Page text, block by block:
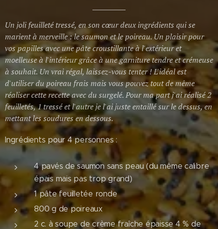
Un joli feuilleté tressé, en son cœur deux ingrédients qui se
marient à merveille : le saumon et le poireau. Un plaisir pour
vos papilles avec une pâte croustillante à l'extérieur et
moelleuse à l'intérieur grâce à une garniture tendre et crémeuse
à souhait. Un vrai régal, laissez-vous tenter ! L'idéal est
d'utiliser du poireau frais mais vous pouvez tout de même
réaliser cette recette avec du surgelé. Pour ma part j'ai réalisé 2
feuilletés, 1 tressé et l'autre je l'ai juste entaillé sur le dessus, en
mettant les soudures en dessous.
Ingrédients pour 4 personnes :
4 pavés de saumon sans peau (du même calibre
épais mais pas trop grand)
1 pâte feuilletée ronde
800 g de poireaux
2 c. à soupe de crème fraîche épaisse 4 % de